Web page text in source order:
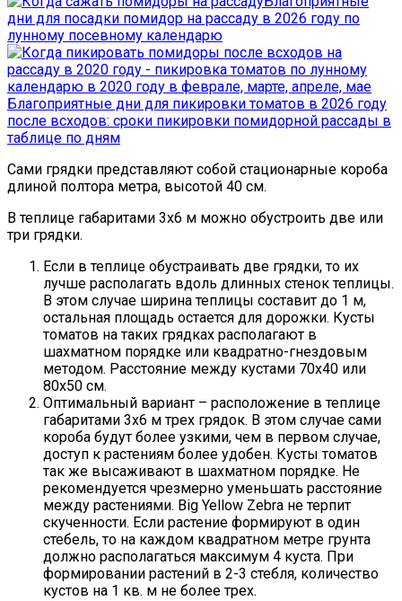
дни для посадки помидор на рассаду в 2026 году по
лунному посевному календарю
Благоприятные дни для пикировки томатов в 2026 году
после всходов: сроки пикировки помидорной рассады в
таблице по дням
Сами грядки представляют собой стационарные короба
длиной полтора метра, высотой 40 см.
В теплице габаритами 3х6 м можно обустроить две или
три грядки.
Если в теплице обустраивать две грядки, то их
лучше располагать вдоль длинных стенок теплицы.
В этом случае ширина теплицы составит до 1 м,
остальная площадь остается для дорожки. Кусты
томатов на таких грядках располагают в
шахматном порядке или квадратно-гнездовым
методом. Расстояние между кустами 70х40 или
80х50 см.
Оптимальный вариант – расположение в теплице
габаритами 3х6 м трех грядок. В этом случае сами
короба будут более узкими, чем в первом случае,
доступ к растениям более удобен. Кусты томатов
так же высаживают в шахматном порядке. Не
рекомендуется чрезмерно уменьшать расстояние
между растениями. Big Yellow Zebra не терпит
скученности. Если растение формируют в один
стебель, то на каждом квадратном метре грунта
должно располагаться максимум 4 куста. При
формировании растений в 2-3 стебля, количество
кустов на 1 кв. м не более трех.